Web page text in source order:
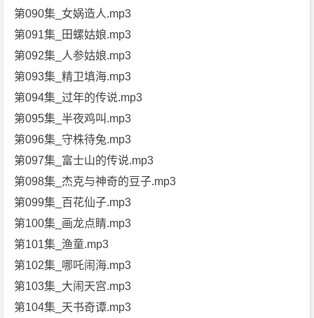
第090集_女娲造人.mp3
第091集_田螺姑娘.mp3
第092集_人参姑娘.mp3
第093集_精卫填海.mp3
第094集_过年的传说.mp3
第095集_半夜鸡叫.mp3
第096集_守株待兔.mp3
第097集_富士山的传说.mp3
第098集_杰克与神奇的豆子.mp3
第099集_百花仙子.mp3
第100集_画龙点睛.mp3
第101集_渔童.mp3
第102集_哪吒闹海.mp3
第103集_大闹天宫.mp3
第104集_天书奇谭.mp3